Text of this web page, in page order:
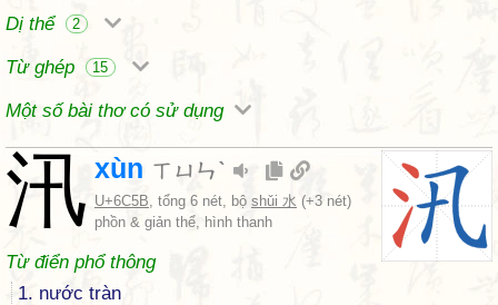
Dị thể 2
Từ ghép 15
Một số bài thơ có sử dụng
汛 xùn ㄒㄩㄣˋ
U+6C5B, tổng 6 nét, bộ shǔi 水 (+3 nét)
phồn & giản thể, hình thanh
Từ điển phổ thông
1. nước tràn